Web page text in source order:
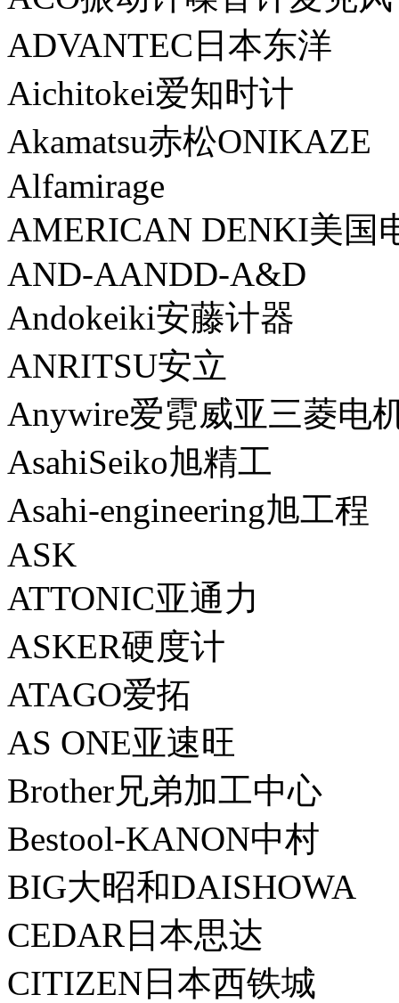
ADVANTEC日本东洋
Aichitokei爱知时计
Akamatsu赤松ONIKAZE
Alfamirage
AMERICAN DENKI美国
AND-AANDD-A&D
Andokeiki安藤计器
ANRITSU安立
Anywire爱霓威亚三菱电
AsahiSeiko旭精工
Asahi-engineering旭工程
ASK
ATTONIC亚通力
ASKER硬度计
ATAGO爱拓
AS ONE亚速旺
Brother兄弟加工中心
Bestool-KANON中村
BIG大昭和DAISHOWA
CEDAR日本思达
CITIZEN日本西铁城